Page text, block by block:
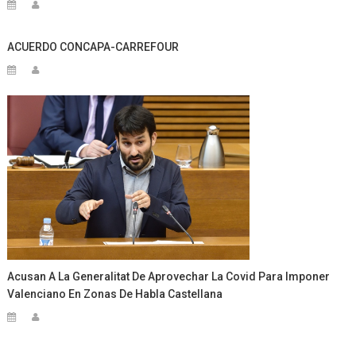
ACUERDO CONCAPA-CARREFOUR
Acusan A La Generalitat De Aprovechar La Covid Para Imponer
Valenciano En Zonas De Habla Castellana